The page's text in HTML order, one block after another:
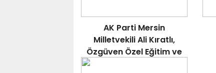
AK Parti Mersin
Milletvekili Ali Kıratlı,
Özgüven Özel Eğitim ve